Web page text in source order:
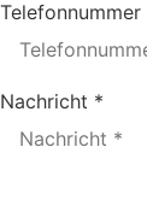
Telefonnummer
Nachricht *